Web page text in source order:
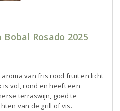
Rosado 2025
aroma van fris rood fruit en licht
is vol, rond en heeft een
terraswijn, goed te
van de grill of vis.